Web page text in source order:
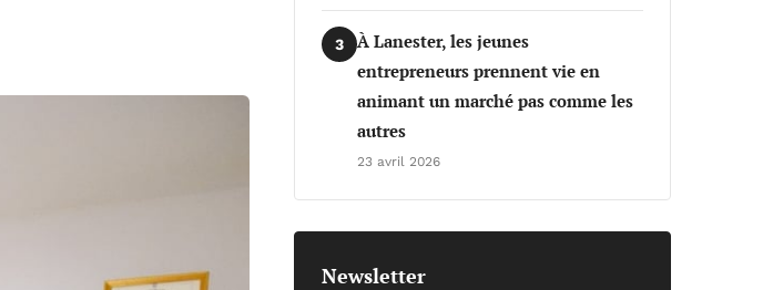
3
À Lanester, les jeunes
entrepreneurs prennent vie en
animant un marché pas comme les
autres
23 avril 2026
Newsletter